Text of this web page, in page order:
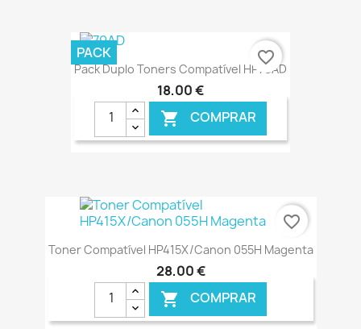
€ ONLINE
Pack Duplo Toners Compatível HP79AD
18,00 €
 COMPRAR
€ ONLINE
PACK favorite_border
Toner Compatível HP415X/Canon 055H Magenta
28,00 €
 COMPRAR
favorite_border